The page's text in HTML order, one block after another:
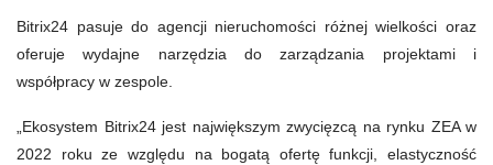
Bitrix24 pasuje do agencji nieruchomości różnej wielkości oraz
oferuje wydajne narzędzia do zarządzania projektami i
współpracy w zespole.
„Ekosystem Bitrix24 jest największym zwycięzcą na rynku ZEA w
2022 roku ze względu na bogatą ofertę funkcji, elastyczność